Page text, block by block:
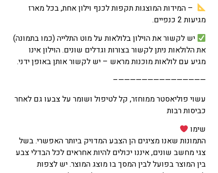
– המידות המוצגות תקפות לכנף וילון אחת, בכל מארז
מגיעות 2 כנפיים.
יש לקשור את הוילון בלולאות על מוט התלייה (כמו בתמונה)
את הלולאות ניתן לקשור בצורות וגדלים שונים. הוילון אינו
מגיע עם לולאות מוכנות מראש – יש לקשור אותן באופן ידני.
———————————————–
עשוי פוליאסטר ממוחזר, קל לטיפול ושומר על צבעו גם לאחר
כביסות רבות
שימו
התמונות שאנו מציגים הן הצבע המדויק ביותר האפשרי. בשל
צגי מחשב שונים, איננו יכולים להיות אחראים לכל הבדלי צבע
בין המוצר בפועל לבין המסך בו מוצג המוצר. יש לצפות